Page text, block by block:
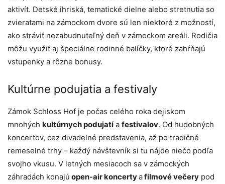
aktivít. Detské ihriská, tematické dielne alebo stretnutia so
zvieratami na zámockom dvore sú len niektoré z možností,
ako stráviť nezabudnuteľný deň v zámockom areáli. Rodičia
môžu využiť aj špeciálne rodinné balíčky, ktoré zahŕňajú
vstupenky a rôzne bonusy.
Kultúrne podujatia a festivaly
Zámok Schloss Hof je počas celého roka dejiskom
mnohých kultúrnych podujatía festivalov. Od hudobných
koncertov, cez divadelné predstavenia, až po tradičné
remeselné trhy – každý návštevník si tu nájde niečo podľa
svojho vkusu. V letných mesiacoch sa v zámockých
záhradách konajú open-air koncertyafilmové večery pod